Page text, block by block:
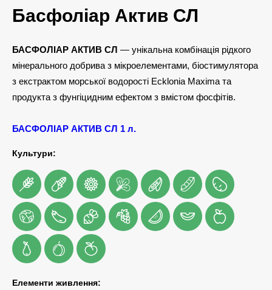
Басфоліар Актив СЛ
БАСФОЛІАР АКТИВ СЛ — унікальна комбінація рідкого
мінерального добрива з мікроелементами, біостимулятора
з екстрактом морської водорості Ecklonia Maxima та
продукта з фунгіцидним ефектом з вмістом фосфітів.
БАСФОЛІАР АКТИВ СЛ 1 л.
Культури:
Елементи живлення: